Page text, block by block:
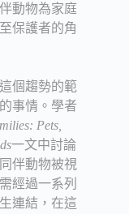
動物為家庭
保護者的角
個趨勢的範
事情。學者
Pets,
一文中討論
伴動物被視
經過一系列
連結，在這